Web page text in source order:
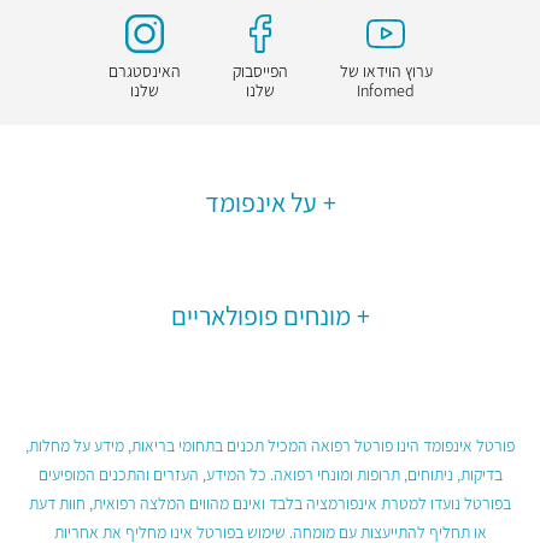
ערוץ הוידאו של
Infomed
הפייסבוק
שלנו
האינסטגרם
שלנו
על אינפומד
מונחים פופולאריים
פורטל אינפומד הינו פורטל רפואה המכיל תכנים בתחומי בריאות, מידע על מחלות,
בדיקות, ניתוחים, תרופות ומונחי רפואה. כל המידע, העזרים והתכנים המופיעים
בפורטל נועדו למטרת אינפורמציה בלבד ואינם מהווים המלצה רפואית, חוות דעת
או תחליף להתייעצות עם מומחה. שימוש בפורטל אינו מחליף את אחריות